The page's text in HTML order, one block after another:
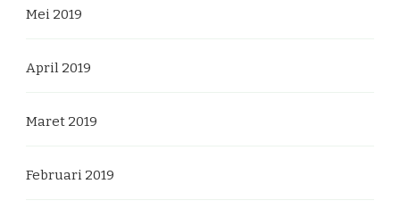
Mei 2019
April 2019
Maret 2019
Februari 2019